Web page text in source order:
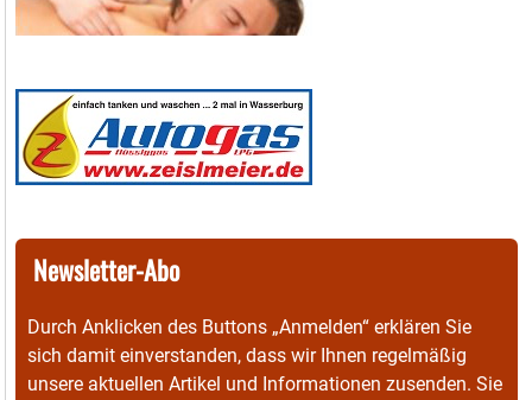
Newsletter-Abo
Durch Anklicken des Buttons „Anmelden“ erklären Sie
sich damit einverstanden, dass wir Ihnen regelmäßig
unsere aktuellen Artikel und Informationen zusenden. Sie